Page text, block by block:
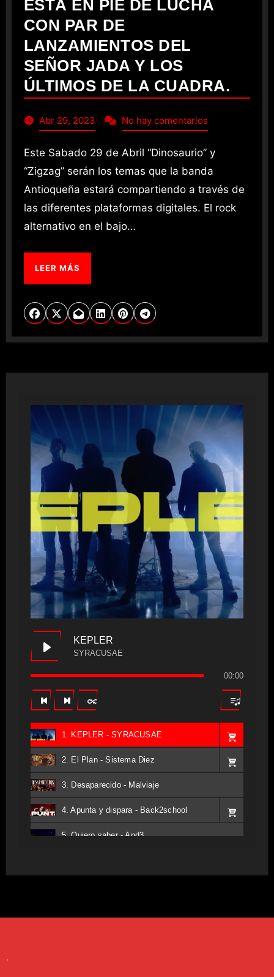
ESTÁ EN PIE DE LUCHA
CON PAR DE
LANZAMIENTOS DEL
SEÑOR JADA Y LOS
ÚLTIMOS DE LA CUADRA.
Abr 29, 2023 No hay comentarios
Este Sabado 29 de Abril “Dinosaurio” y
“Zigzag” serán los temas que la banda
Antioqueña estará compartiendo a través de
las diferentes plataformas digitales. El rock
alternativo en el bajo…
LEER MÁS
KEPLER
SYRACUSAE
00:00
1. KEPLER - SYRACUSAE
2. El Plan - Sistema Diez
3. Desaparecido - Malviaje
4. Apunta y dispara - Back2school
5. Quiero saber - And3
.